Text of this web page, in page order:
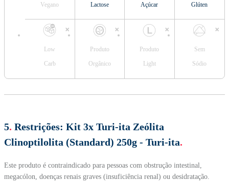
Vegano
Lactose
Açúcar
Glúten
Low
Carb
Produto
Orgânico
Produto
Light
Sem
Sódio
5. Restrições: Kit 3x Turi-ita Zeólita
Clinoptilolita (Standard) 250g - Turi-ita.
Este produto é contraindicado para pessoas com obstrução intestinal,
megacólon, doenças renais graves (insuficiência renal) ou desidratação.